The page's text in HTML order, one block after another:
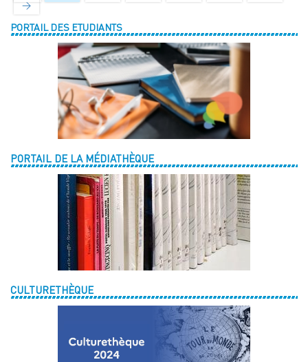
→
PORTAIL DES ETUDIANTS
PORTAIL DE LA MÉDIATHÈQUE
CULTURETHÈQUE